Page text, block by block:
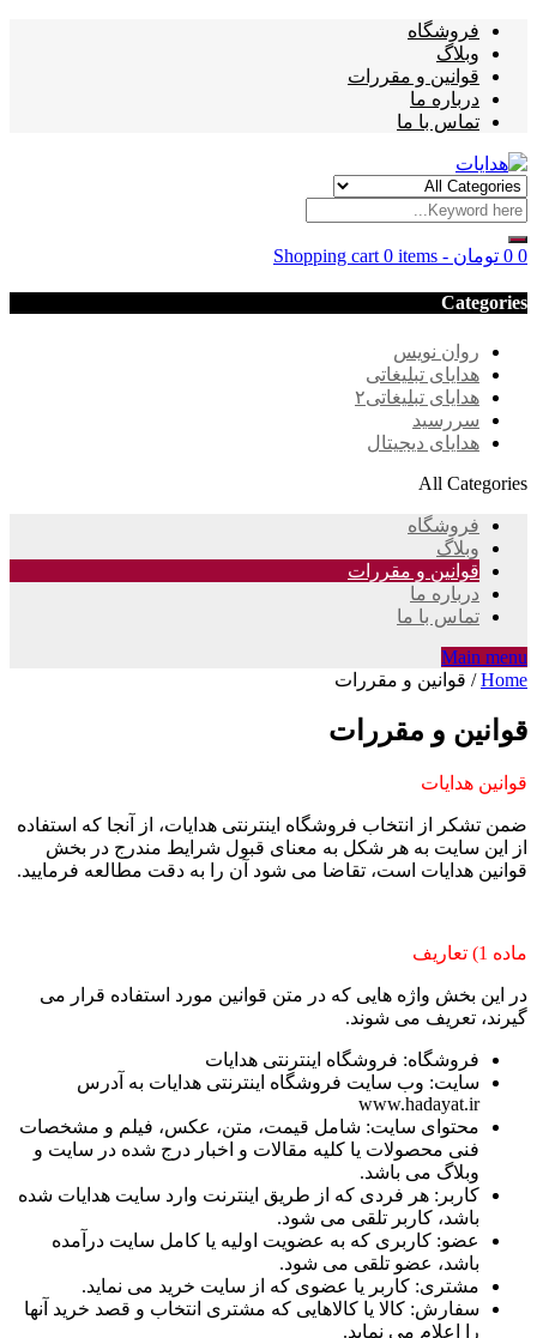
فروشگاه
وبلاگ
قوانین و مقررات
درباره ما
تماس با ما
Shopping cart 0 items - 0 تومان 0
Categories
روان نویس
هدایای تبلیغاتی
هدایای تبلیغاتی۲
سررسید
هدایای دیجیتال
All Categories
فروشگاه
وبلاگ
قوانین و مقررات
درباره ما
تماس با ما
Main menu
Home
/ قوانین و مقررات
قوانین و مقررات
قوانین هدایات
ضمن تشکر از انتخاب فروشگاه اینترنتی هدایات، از آنجا که استفاده
از این سایت به هر شکل به معنای قبول شرایط مندرج در بخش
قوانین هدایات است، تقاضا می شود آن را به دقت مطالعه فرمایید.
ماده 1) تعاریف
در این بخش واژه هایی که در متن قوانین مورد استفاده قرار می
گیرند، تعریف می شوند.
فروشگاه: فروشگاه اینترنتی هدایات
سایت: وب سایت فروشگاه اینترنتی هدایات به آدرس
www.hadayat.ir
محتوای سایت: شامل قیمت، متن، عکس، فیلم و مشخصات
فنی محصولات یا کلیه مقالات و اخبار درج شده در سایت و
وبلاگ می باشد.
کاربر: هر فردی که از طریق اینترنت وارد سایت هدایات شده
باشد، کاربر تلقی می شود.
عضو: کاربری که به عضویت اولیه یا کامل سایت درآمده
باشد، عضو تلقی می شود.
مشتری: کاربر یا عضوی که از سایت خرید می نماید.
سفارش: کالا یا کالاهایی که مشتری انتخاب و قصد خرید آنها
را اعلام می نماید.